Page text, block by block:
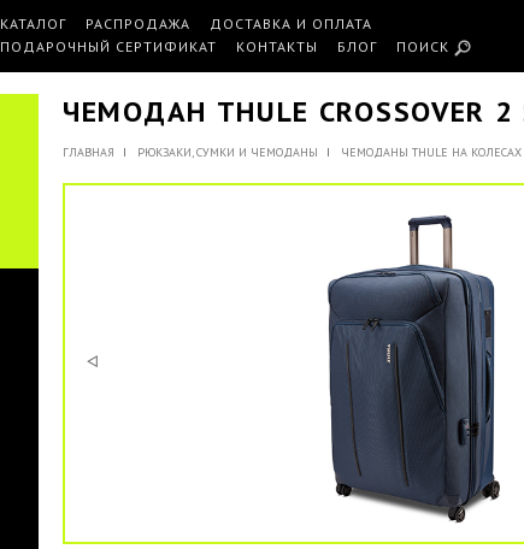
КАТАЛОГ РАСПРОДАЖА
ДОСТАВКА И ОПЛАТА
ПОДАРОЧНЫЙ СЕРТИФИКАТ
КОНТАКТЫ БЛОГ ПОИСК
ЧЕМОДАН THULE CROSSOVER
ГЛАВНАЯ РЮКЗАКИ, СУМКИ И ЧЕМОДАНЫ ЧЕМОДАНЫ THULE НА КОЛЕСАХ